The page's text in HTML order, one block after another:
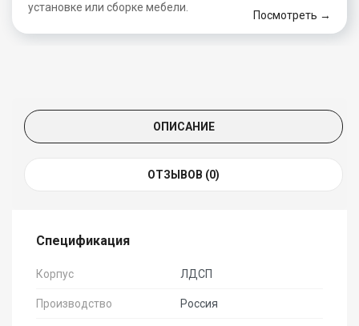
установке или сборке мебели.
Посмотреть →
ОПИСАНИЕ
ОТЗЫВОВ (0)
Спецификация
Корпус ЛДСП
Производство Россия